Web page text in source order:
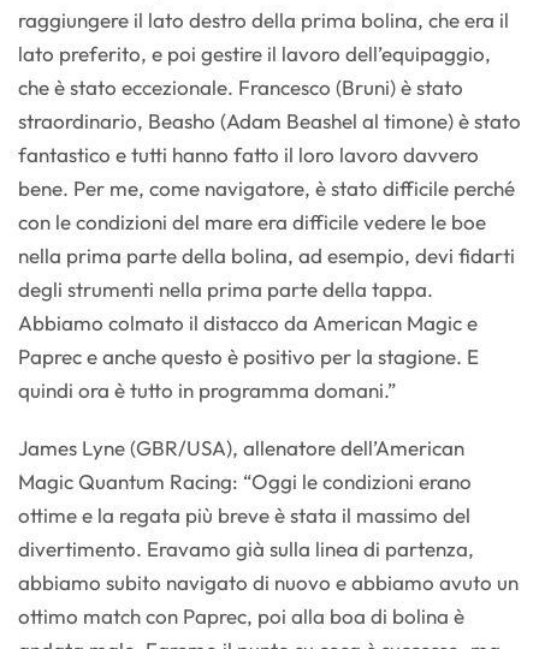
raggiungere il lato destro della prima bolina, che era il
lato preferito, e poi gestire il lavoro dell’equipaggio,
che è stato eccezionale. Francesco (Bruni) è stato
straordinario, Beasho (Adam Beashel al timone) è stato
fantastico e tutti hanno fatto il loro lavoro davvero
bene. Per me, come navigatore, è stato difficile perché
con le condizioni del mare era difficile vedere le boe
nella prima parte della bolina, ad esempio, devi fidarti
degli strumenti nella prima parte della tappa.
Abbiamo colmato il distacco da American Magic e
Paprec e anche questo è positivo per la stagione. E
quindi ora è tutto in programma domani.”
James Lyne (GBR/USA), allenatore dell’American
Magic Quantum Racing: “Oggi le condizioni erano
ottime e la regata più breve è stata il massimo del
divertimento. Eravamo già sulla linea di partenza,
abbiamo subito navigato di nuovo e abbiamo avuto un
ottimo match con Paprec, poi alla boa di bolina è